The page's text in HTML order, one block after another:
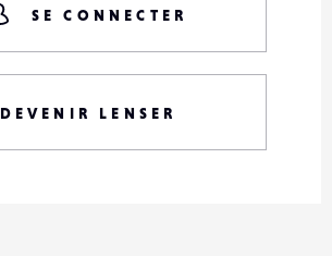
SE CONNECTER
DEVENIR LENSER